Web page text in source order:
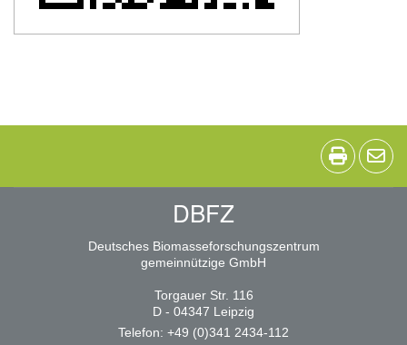
DBFZ
Deutsches Biomasseforschungszentrum
gemeinnützige GmbH
Torgauer Str. 116
D - 04347 Leipzig
Telefon: +49 (0)341 2434-112